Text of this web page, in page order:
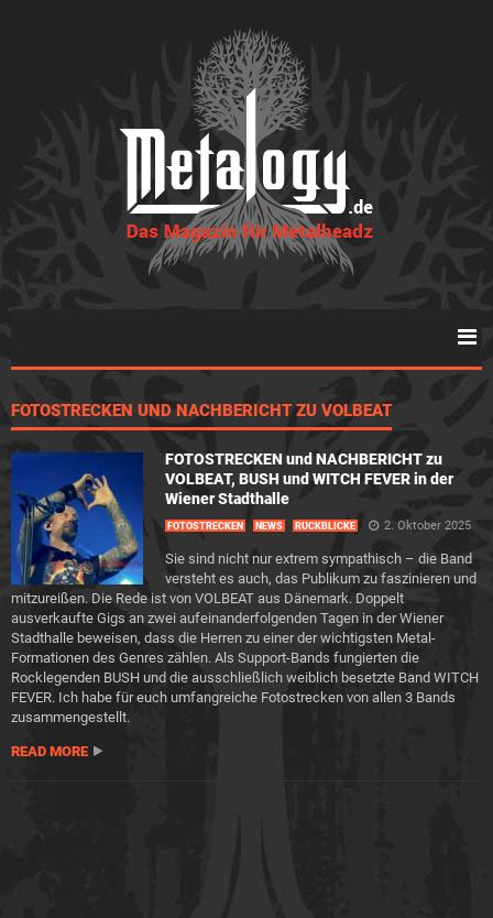
FOTOSTRECKEN UND NACHBERICHT ZU VOLBEAT
FOTOSTRECKEN und NACHBERICHT zu
VOLBEAT, BUSH und WITCH FEVER in der
Wiener Stadthalle
FOTOSTRECKEN NEWS RÜCKBLICKE 2. Oktober 2025
Sie sind nicht nur extrem sympathisch – die Band
versteht es auch, das Publikum zu faszinieren und
mitzureißen. Die Rede ist von VOLBEAT aus Dänemark. Doppelt
ausverkaufte Gigs an zwei aufeinanderfolgenden Tagen in der Wiener
Stadthalle beweisen, dass die Herren zu einer der wichtigsten Metal-
Formationen des Genres zählen. Als Support-Bands fungierten die
Rocklegenden BUSH und die ausschließlich weiblich besetzte Band WITCH
FEVER. Ich habe für euch umfangreiche Fotostrecken von allen 3 Bands
zusammengestellt.
READ MORE